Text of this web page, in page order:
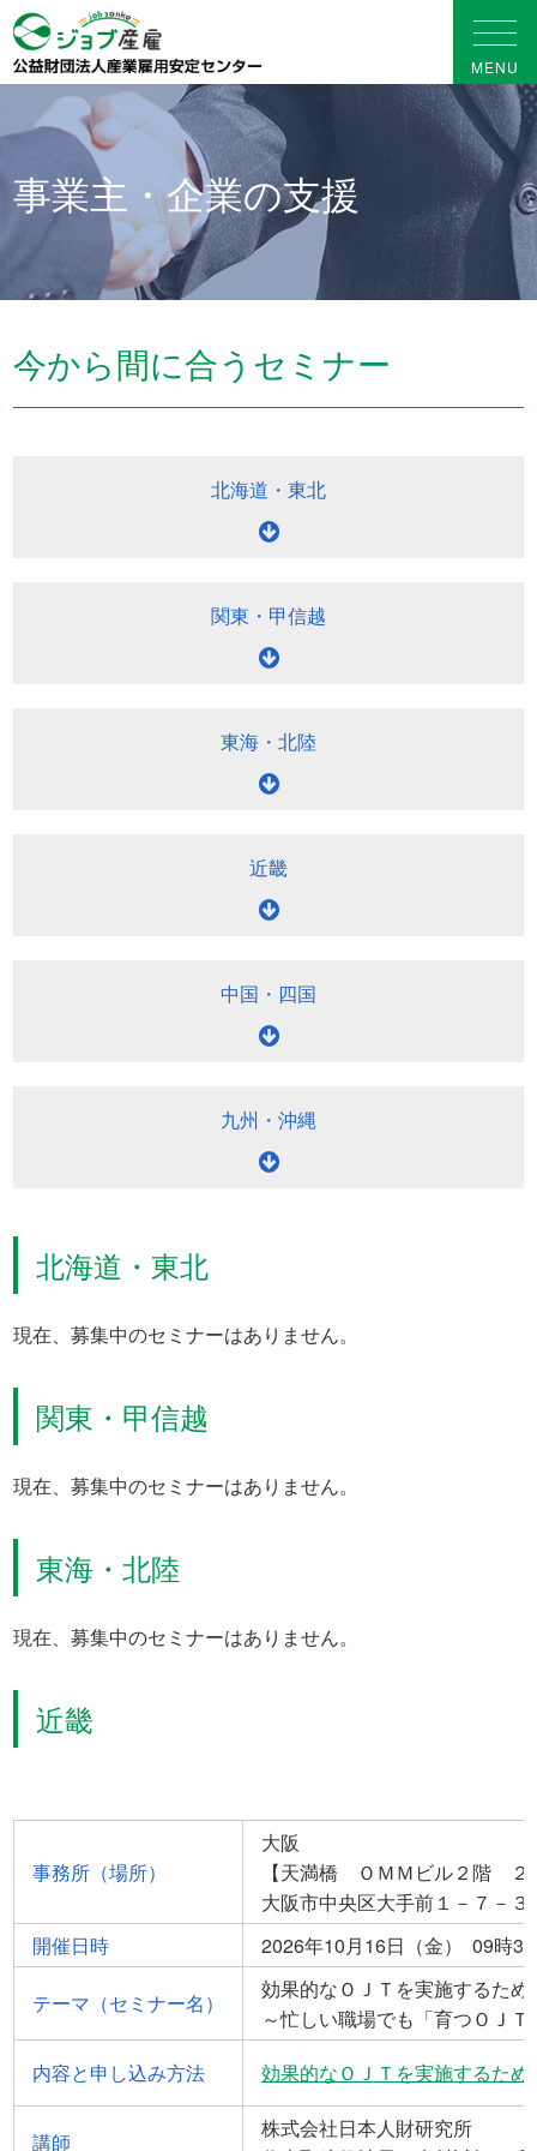
事業主・企業の支援
今から間に合うセミナー
北海道 ・ 東北
関東 ・ 甲信越
東海 ・ 北陸
近畿
中国 ・ 四国
九州 ・ 沖縄
北海道・東北
現在、募集中のセミナーはありません。
関東・甲信越
現在、募集中のセミナーはありません。
東海・北陸
現在、募集中のセミナーはありません。
近畿
事務所（場所）
大阪
【天満橋 ＯＭＭビル２階 ２
大阪市中央区大手前１－７－３
開催日時
2026年10月16日（金） 09時
テーマ（セミナー名）
効果的なＯＪＴを実施するため
～忙しい職場でも「育つＯＪ
内容と申し込み方法
効果的なＯＪＴを実施するた
講師
株式会社日本人財研究所